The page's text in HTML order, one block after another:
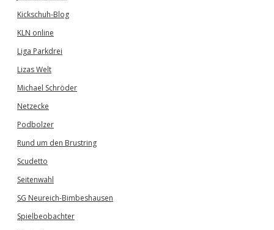
Kickschuh-Blog
KLN online
Liga Parkdrei
Lizas Welt
Michael Schröder
Netzecke
Podbolzer
Rund um den Brustring
Scudetto
Seitenwahl
SG Neureich-Bimbeshausen
Spielbeobachter